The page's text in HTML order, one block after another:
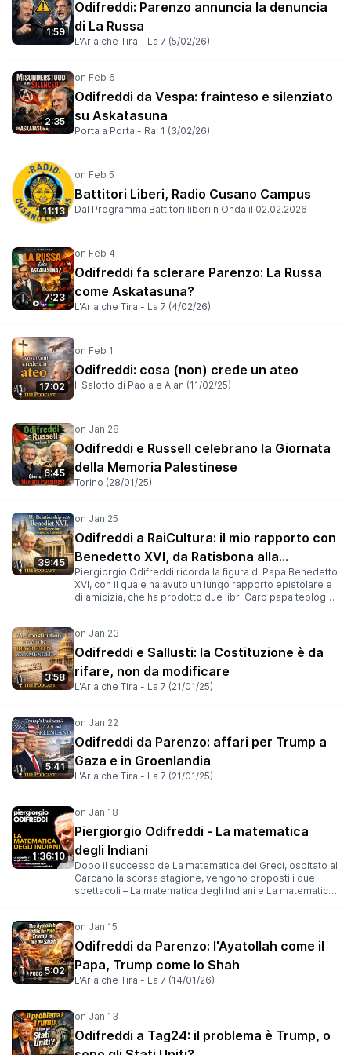
Konrad Lorenz, Nelson Mandela e altri, e ci invita a non
farci alleviare la coscienza dall’illusione che, forse, gli
altri possono persino essere peggio di noi.
1:59
Odifreddi: Parenzo annuncia la denuncia
di La Russa
L'Aria che Tira - La 7 (5/02/26)
2:35
Odifreddi da Vespa: frainteso e silenziato
su Askatasuna
Porta a Porta - Rai 1 (3/02/26)
11:13
Battitori Liberi, Radio Cusano Campus
Dal Programma Battitori liberiIn Onda il 02.02.2026
7:23
Odifreddi fa sclerare Parenzo: La Russa
come Askatasuna?
L'Aria che Tira - La 7 (4/02/26)
17:02
Odifreddi: cosa (non) crede un ateo
Il Salotto di Paola e Alan (11/02/25)
6:45
Odifreddi e Russell celebrano la Giornata
della Memoria Palestinese
Torino (28/01/25)
39:45
Odifreddi a RaiCultura: il mio rapporto con
Benedetto XVI, da Ratisbona alla
Sapienza
Piergiorgio Odifreddi ricorda la figura di Papa Benedetto
XVI, con il quale ha avuto un lungo rapporto epistolare e
di amicizia, che ha prodotto due libri Caro papa teologo,
con Benedetto XVI, pubblicato da Rizzoli nel 2024. Dal
2013 al 2022, il Papa emerito Benedetto XVI e Piergiorgio
Odifreddi, matematico ateo, si sono incontrati più volte
intrattenendo un’intensa corrispondenza e
confrontandosi su numerosi temi: l’etica, l’antropologia, la
(19/01/26)
3:58
Odifreddi e Sallusti: la Costituzione è da
rifare, non da modificare
L'Aria che Tira - La 7 (21/01/25)
5:41
Odifreddi da Parenzo: affari per Trump a
Gaza e in Groenlandia
L'Aria che Tira - La 7 (21/01/25)
1:36:10
Piergiorgio Odifreddi - La matematica
degli Indiani
Dopo il successo de La matematica dei Greci, ospitato al
Carcano la scorsa stagione, vengono proposti i due
spettacoli – La matematica degli Indiani e La matematica
racconto della geometria, trilogia prodotta dal Teatro
Pubblico Ligure che vede protagonista il matematico e
divulgatore Piergiorgio Odifreddi. Con la sua guida
sicura, dopo i miti mediterranei di Iliade e Odissea,
Maifredi affronta l’altro grande linguaggio universale: la
proprio dalla geometria. E lo farò, sedendomi sulle
spalle non solo di Galileo e di Dante, ma anche di Borges,
che nella prefazione della sua Biblioteca inglese
5:02
Odifreddi da Parenzo: l'Ayatollah come il
Papa, Trump come lo Shah
L'Aria che Tira - La 7 (14/01/26)
Odifreddi a Tag24: il problema è Trump, o